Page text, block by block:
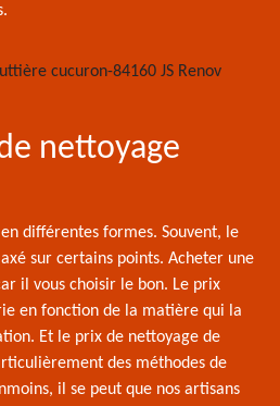
nettoyage
différentes formes. Souvent, le
sur certains points. Acheter une
il vous choisir le bon. Le prix
en fonction de la matière qui la
Et le prix de nettoyage de
des méthodes de
il se peut que nos artisans